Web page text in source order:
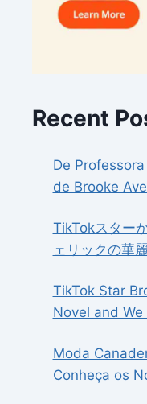
Recent
De
de Brooke
TikTokスター
ェリックの華
TikTok Star
Novel and
Moda
Conheça os